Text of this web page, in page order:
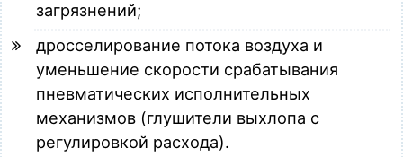
загрязнений;
дросселирование потока воздуха и
уменьшение скорости срабатывания
пневматических исполнительных
механизмов (глушители выхлопа с
регулировкой расхода).